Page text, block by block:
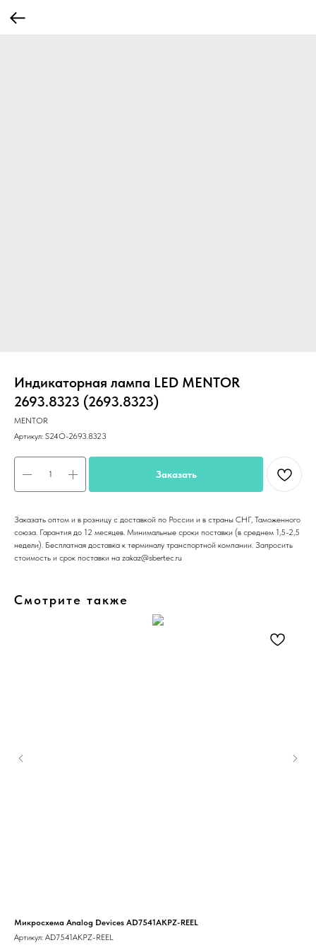
Индикаторная лампа LED MENTOR
2693.8323 (2693.8323)
MENTOR
Артикул: S24O-2693.8323
Заказать
Заказать оптом и в розницу с доставкой по России и в страны СНГ, Таможенного
союза. Гарантия до 12 месяцев. Минимальные сроки поставки (в среднем 1,5-2,5
недели). Бесплатная доставка к терминалу транспортной компании. Запросить
стоимость и срок поставки на zakaz@sbertec.ru
Смотрите также
Микросхема Analog Devices AD7541AKPZ-REEL
Артикул: AD7541AKPZ-REEL